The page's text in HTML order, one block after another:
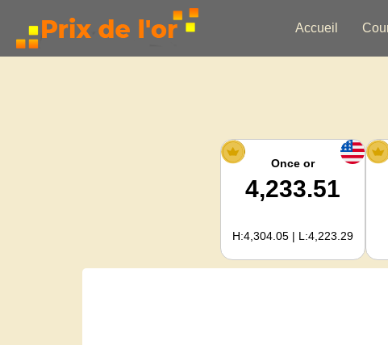
Accueil
Once or
4,233.51
H:4,304.05 | L:4,223.29